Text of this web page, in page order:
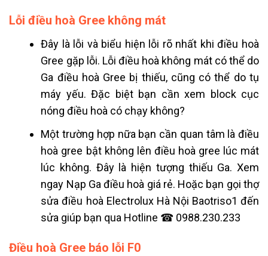
Lỗi điều hoà Gree không mát
Đây là lỗi và biểu hiện lỗi rõ nhất khi điều hoà
Gree gặp lỗi. Lỗi điều hoà không mát có thể do
Ga điều hoà Gree bị thiếu, cũng có thể do tụ
máy yếu. Đặc biệt bạn cần xem block cục
nóng điều hoà có chạy không?
Một trường hợp nữa bạn cần quan tâm là điều
hoà gree bật không lên điều hoà gree lúc mát
lúc không. Đây là hiện tượng thiếu Ga. Xem
ngay Nạp Ga điều hoà giá rẻ. Hoặc bạn gọi thợ
sửa điều hoà Electrolux Hà Nội Baotriso1 đến
sửa giúp bạn qua Hotline ☎ 0988.230.233
Điều hoà Gree báo lỗi F0